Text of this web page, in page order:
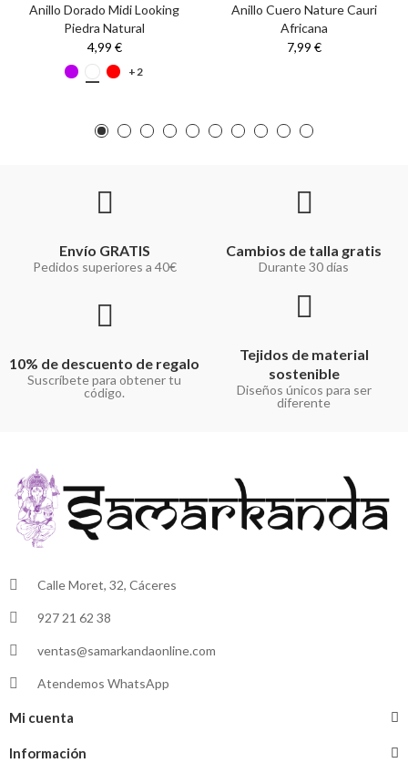
Anillo Dorado Midi Looking
Piedra Natural
4,99 €
+2
Anillo Cuero Nature Cauri
Africana
7,99 €
Envío GRATIS
Pedidos superiores a 40€
Cambios de talla gratis
Durante 30 días
10% de descuento de regalo
Suscríbete para obtener tu
código.
Tejidos de material
sostenible
Diseños únicos para ser
diferente
Calle Moret, 32, Cáceres
927 21 62 38
ventas@samarkandaonline.com
Atendemos WhatsApp
Mi cuenta
Información